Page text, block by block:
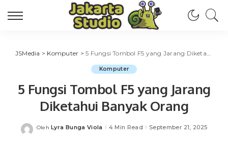
JSMedia > Komputer >5 Fungsi Tombol F5 yang Jarang Diketahui Banyak Orang
Komputer
5 Fungsi Tombol F5 yang Jarang
Diketahui Banyak Orang
Posted
Oleh Lyra Bunga Viola 4 Min Read September 21, 2025